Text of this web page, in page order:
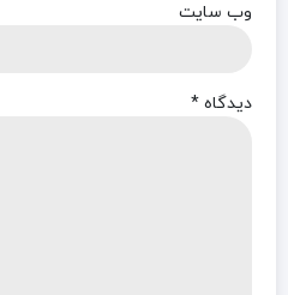
وب‌ سایت
دیدگاه *